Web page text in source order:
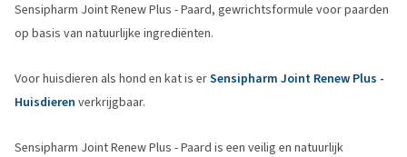
Sensipharm Joint Renew Plus - Paard, gewrichtsformule voor paarden
op basis van natuurlijke ingrediënten.
Voor huisdieren als hond en kat is erSensipharm Joint Renew Plus -
Huisdieren verkrijgbaar.
Sensipharm Joint Renew Plus - Paard is een veilig en natuurlijk